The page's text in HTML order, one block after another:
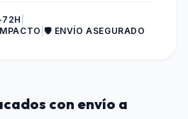
🛡️ ENVÍO ASEGURADO
con envío a